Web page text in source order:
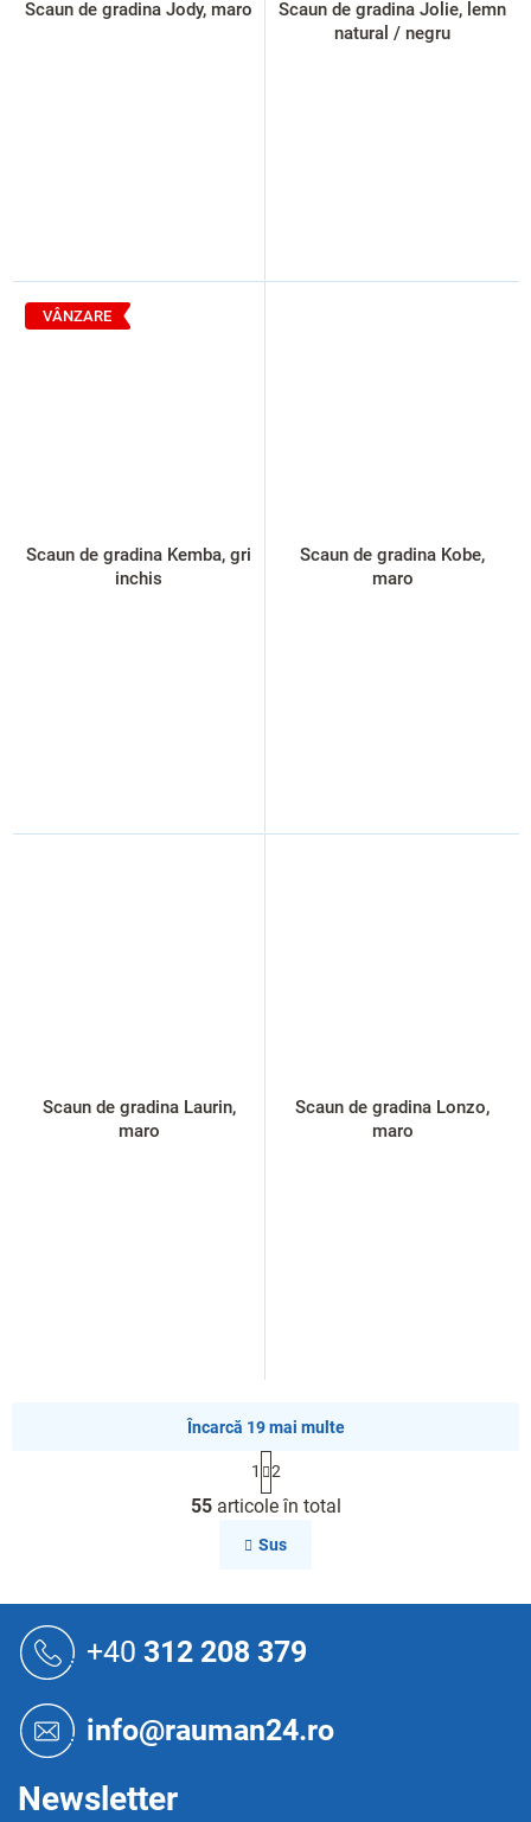
Scaun de gradina Jody, maro
Scaun de gradina Jolie, lemn
natural / negru
VÂNZARE
Scaun de gradina Kemba, gri
inchis
Scaun de gradina Kobe,
maro
Scaun de gradina Laurin,
maro
Scaun de gradina Lonzo,
maro
C
o
n
o
u
i
s
Încarcă 19 mai multe
P
a
g
i
n
e
1 2
55articole în total
Sus
+40 312 208 379
info@rauman24.ro
Newsletter